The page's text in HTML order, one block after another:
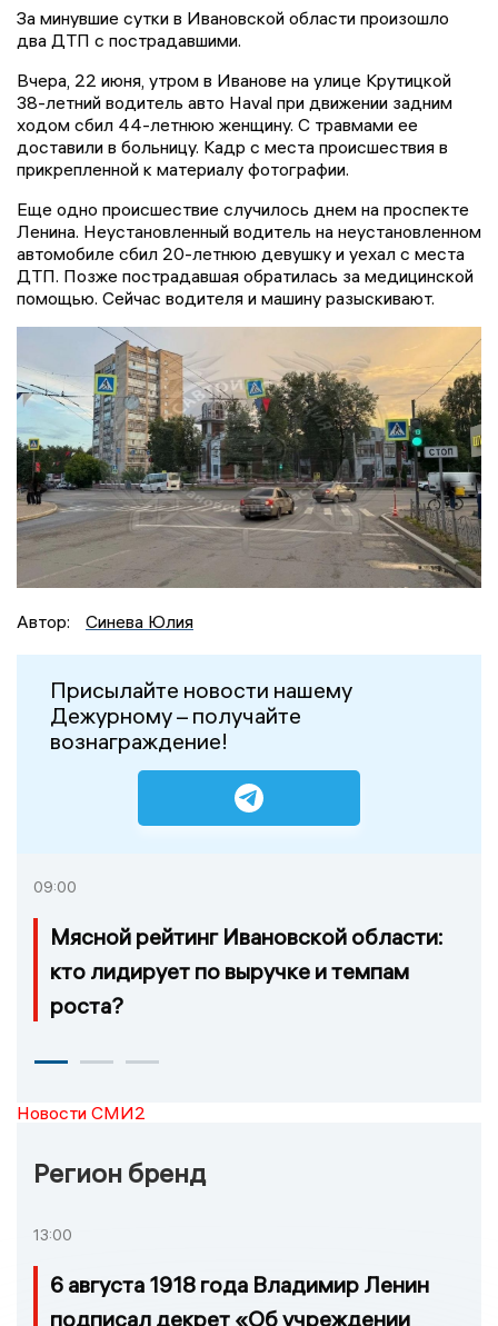
За минувшие сутки в Ивановской области произошло
два ДТП с пострадавшими.
Вчера, 22 июня, утром в Иванове на улице Крутицкой
38-летний водитель авто Haval при движении задним
ходом сбил 44-летнюю женщину. С травмами ее
доставили в больницу. Кадр с места происшествия в
прикрепленной к материалу фотографии.
Еще одно происшествие случилось днем на проспекте
Ленина. Неустановленный водитель на неустановленном
автомобиле сбил 20-летнюю девушку и уехал с места
ДТП. Позже пострадавшая обратилась за медицинской
помощью. Сейчас водителя и машину разыскивают.
Автор: Синева Юлия
Присылайте новости нашему
Дежурному – получайте
вознаграждение!
09:00
Мясной рейтинг Ивановской области:
кто лидирует по выручке и темпам
роста?
Новости СМИ2
Регион бренд
13:00
6 августа 1918 года Владимир Ленин
подписал декрет «Об учреждении